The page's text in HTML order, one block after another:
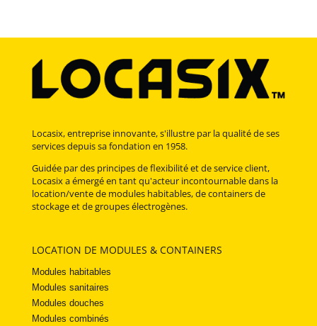
Locasix, entreprise innovante, s'illustre par la qualité de ses
services depuis sa fondation en 1958.
Guidée par des principes de flexibilité et de service client,
Locasix a émergé en tant qu'acteur incontournable dans la
location/vente de modules habitables, de containers de
stockage et de groupes électrogènes.
LOCATION DE MODULES & CONTAINERS
Modules habitables
Modules sanitaires
Modules douches
Modules combinés